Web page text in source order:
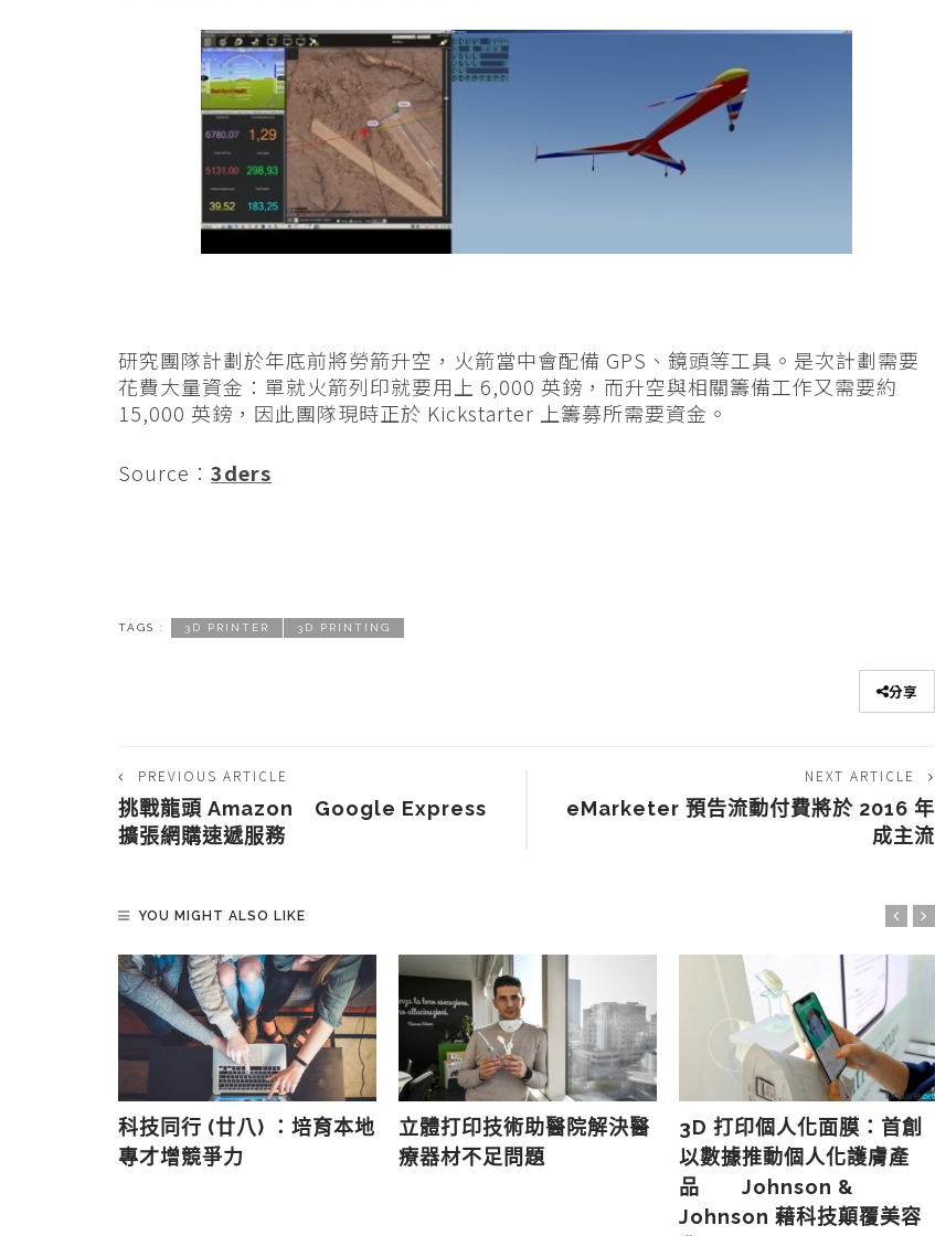
研究團隊計劃於年底前將勞箭升空，火箭當中會配備 GPS、鏡頭等工具。是次計劃需要
花費大量資金：單就火箭列印就要用上 6,000 英鎊，而升空與相關籌備工作又需要約
15,000 英鎊，因此團隊現時正於 Kickstarter 上籌募所需要資金。
Source： 3ders
TAGS : 3D PRINTER 3D PRINTING
分享
PREVIOUS ARTICLE
挑戰龍頭 Amazon Google Express
擴張網購速遞服務
NEXT ARTICLE
eMarketer 預告流動付費將於 2016 年
成主流
YOU MIGHT ALSO LIKE
科技同行 (廿八) ：培育本地
專才增競爭力
立體打印技術助醫院解決醫
療器材不足問題
3D 打印個人化面膜：首創
以數據推動個人化護膚產
品 Johnson &
Johnson 藉科技顛覆美容